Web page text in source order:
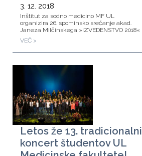
3. 12. 2018
Inštitut za sodno medicino MF UL
organizira 26. spominsko srečanje akad.
Janeza Milčinskega »IZVEDENSTVO 2018«
VEČ >
Letos že 13. tradicionalni
koncert študentov UL